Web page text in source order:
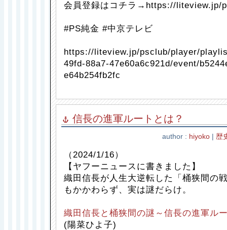
会員登録はコチラ→https://liteview.jp/
#PS純金 #中京テレビ
https://liteview.jp/psclub/player/
49fd-88a7-47e60a6c921d/event/
e64b254fb2fc
信長の進軍ルートとは？
author : hiyoko 歴
（2024/1/16）
【ヤフーニュースに書きました】
織田信長が人生大逆転した「桶狭間の
もかかわらず、実は謎だらけ。
織田信長と桶狭間の謎～信長の進軍ル
(陽菜ひよ子)